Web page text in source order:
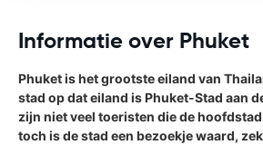
Informatie over Phuket
Phuket is het grootste eiland van
stad op dat eiland is Phuket-Stad aan
zijn niet veel toeristen die de
toch is de stad een bezoekje waard,